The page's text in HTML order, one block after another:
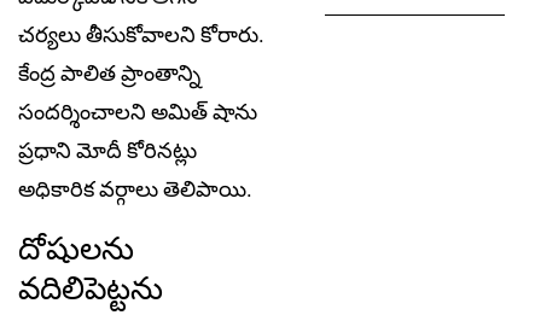
చర్యలు తీసుకోవాలని కోరారు.
కేంద్ర పాలిత ప్రాంతాన్ని
సందర్శించాలని అమిత్ షాను
ప్రధాని మోదీ కోరినట్లు
అధికారిక వర్గాలు తెలిపాయి.
దోషులను
వదిలిపెట్టను